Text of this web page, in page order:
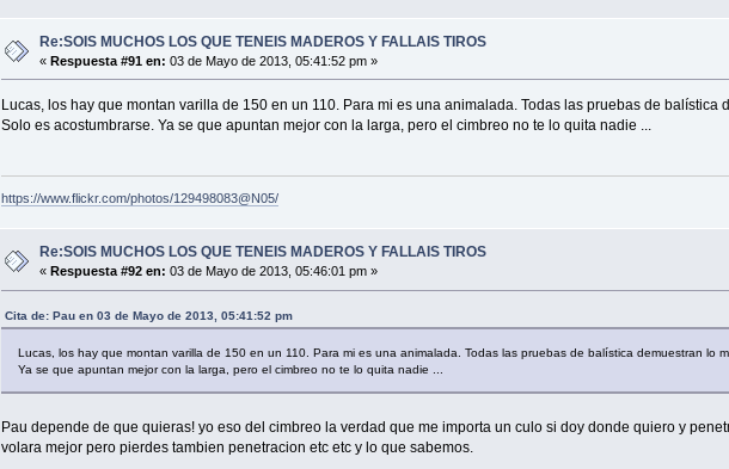
Re:SOIS MUCHOS LOS QUE TENEIS MADEROS Y FALLAIS TIROS
«Respuesta #91 en: 03 de Mayo de 2013, 05:41:52 pm »
Lucas, los hay que montan varilla de 150 en un 110. Para mi es una animalada. Todas las pruebas de
Solo es acostumbrarse. Ya se que apuntan mejor con la larga, pero el cimbreo no te lo quita nadie ...
https://www.flickr.com/photos/129498083@N05/
Re:SOIS MUCHOS LOS QUE TENEIS MADEROS Y FALLAIS TIROS
« Respuesta #92 en: 03 de Mayo de 2013, 05:46:01 pm »
Cita de: Pau en 03 de Mayo de 2013, 05:41:52 pm
Lucas, los hay que montan varilla de 150 en un 110. Para mi es una animalada. Todas las pruebas de balística demuestran lo
Ya se que apuntan mejor con la larga, pero el cimbreo no te lo quita nadie ...
Pau depende de que quieras! yo eso del cimbreo la verdad que me importa un culo si doy donde quiero y
volara mejor pero pierdes tambien penetracion etc etc y lo que sabemos.